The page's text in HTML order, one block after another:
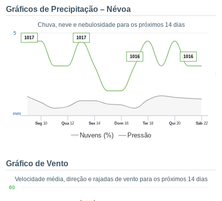
o
no
como
ACEITAR
Gráficos de Precipitação – Névoa
Chuva, neve e nebulosidade para os próximos 14 dias
Nuvens (%) Pressão
50
Seg10 Qua12 Sex 14 Dom16 Ter 18 Qui 20 Sáb22
5
mm
1017 1017
1016 1016
Gráfico de Vento
Velocidade média, direção e rajadas de vento para os próximos 14 dias
60